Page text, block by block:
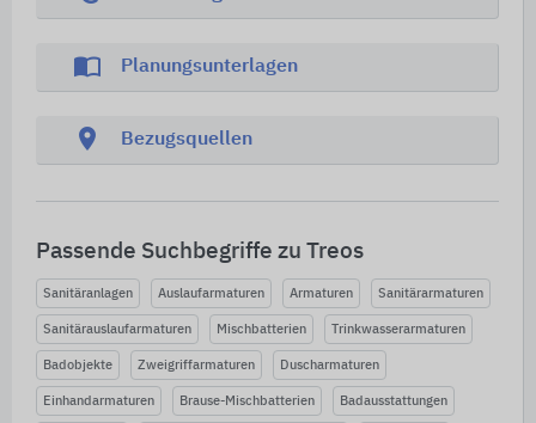
import_contacts Planungsunterlagen
location_on Bezugsquellen
Passende Suchbegriffe zu Treos
Sanitäranlagen Auslaufarmaturen Armaturen Sanitärarmaturen
Sanitärauslaufarmaturen Mischbatterien Trinkwasserarmaturen
Badobjekte Zweigriffarmaturen Duscharmaturen
Einhandarmaturen Brause-Mischbatterien Badausstattungen